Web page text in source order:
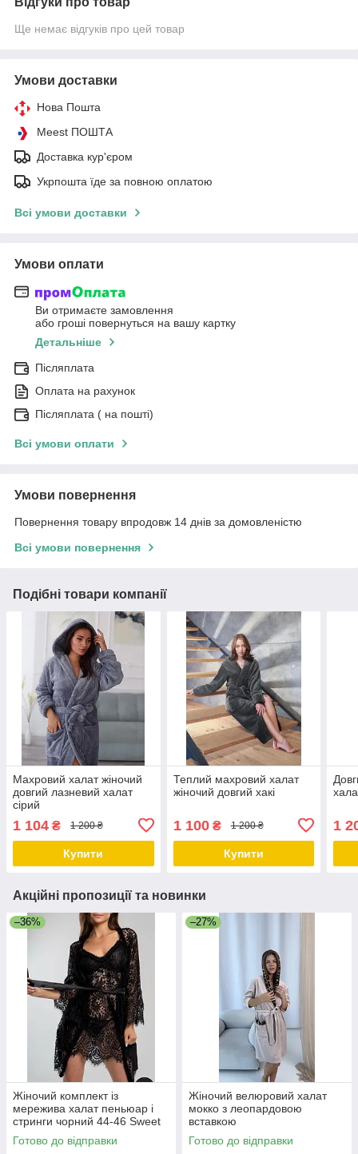
Ще немає відгуків про цей товар
Умови доставки
Нова Пошта
Meest ПОШТА
Доставка кур'єром
Укрпошта їде за повною оплатою
Всі умови доставки
Умови оплати
Ви отримаєте замовлення
або гроші повернуться на вашу картку
Детальніше
Післяплата
Оплата на рахунок
Післяплата ( на пошті)
Всі умови оплати
Умови повернення
Повернення товару впродовж 14 днів за домовленістю
Всі умови повернення
Подібні товари компанії
Махровий халат жіночий
довгий лазневий халат
сірий
1 104 ₴ 1 200 ₴
Купити
Теплий махровий халат
жіночий довгий хакі
1 100₴ 1 200 ₴
Купити
1
Акційні пропозиції та новинки
–36%
Жіночий комплект із
мережива халат пеньюар і
стринги чорний 44-46 Sweet
гіпюр
Готово до відправки
–27%
Жіночий велюровий халат
мокко з леопардовою
вставкою
Готово до відправки